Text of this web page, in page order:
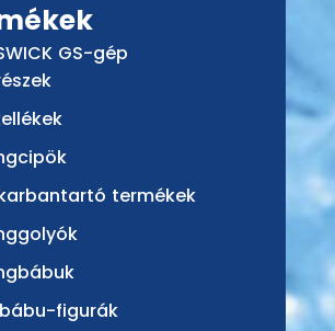
GS-gép
termékek
figurák